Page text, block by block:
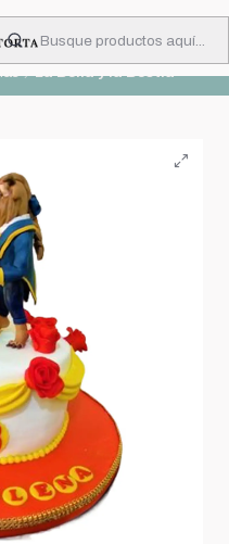
La Bella y la Bestia